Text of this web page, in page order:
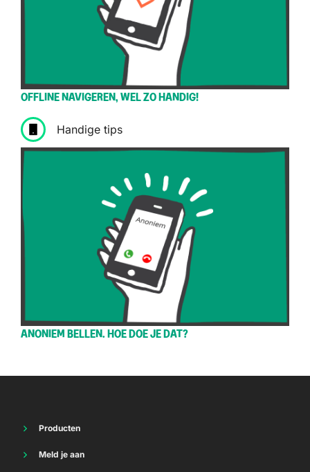
OFFLINE NAVIGEREN, WEL ZO HANDIG!
Handige tips
ANONIEM BELLEN. HOE DOE JE DAT?
Producten
Meld je aan